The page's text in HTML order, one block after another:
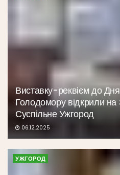
Виставку-реквієм до
Голодомору відкрили на
Суспільне Ужгород
06.12.2025
УЖГОРОД